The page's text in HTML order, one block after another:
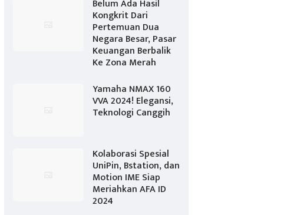
Belum Ada Hasil
Kongkrit Dari
Pertemuan Dua
Negara Besar, Pasar
Keuangan Berbalik
Ke Zona Merah
Yamaha NMAX 160
VVA 2024! Elegansi,
Teknologi Canggih
Kolaborasi Spesial
UniPin, Bstation, dan
Motion IME Siap
Meriahkan AFA ID
2024